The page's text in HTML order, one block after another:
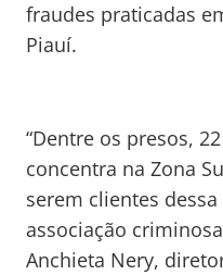
fraudes praticadas
Piauí.
“Dentre os presos,
concentra na Zona
serem clientes
associação
Anchieta Nery,